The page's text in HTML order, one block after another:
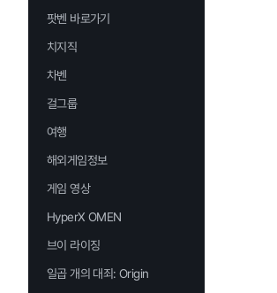
팟벤 바로가기
치지직
차벤
걸그룹
여행
해외게임정보
게임 영상
HyperX OMEN
브이 라이징
일곱 개의 대죄: Origin